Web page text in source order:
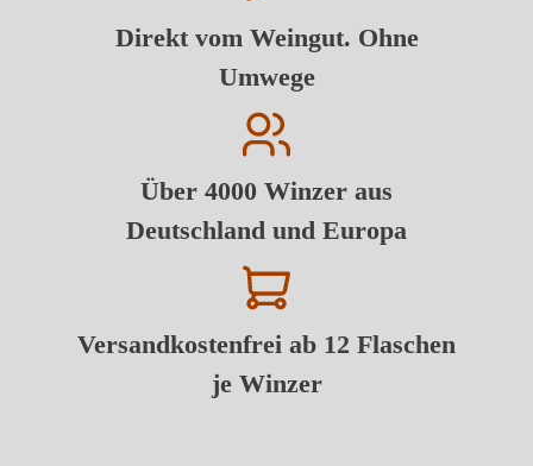
Direkt vom Weingut. Ohne
Umwege
Über 4000 Winzer aus
Deutschland und Europa
Versandkostenfrei ab 12 Flaschen
je Winzer